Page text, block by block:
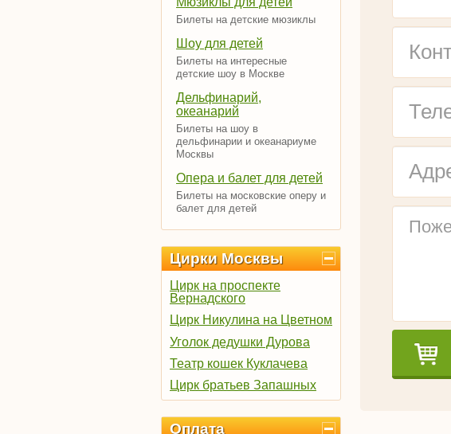
Билеты на детские мюзиклы
Шоу для детей
Билеты на интересные
детские шоу в Москве
Дельфинарий,
океанарий
Билеты на шоу в
дельфинарии и океанариуме
Москвы
Опера и балет для детей
Билеты на московские оперу и
балет для детей
Цирки Москвы
Цирк на проспекте
Вернадского
Цирк Никулина на Цветном
Уголок дедушки Дурова
Театр кошек Куклачева
Цирк братьев Запашных
Оплата